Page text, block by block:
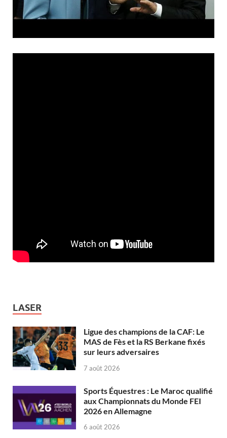
LASER
Ligue des champions de la CAF: Le
MAS de Fès et la RS Berkane fixés
sur leurs adversaires
7 août 2026
Sports Équestres : Le Maroc qualifié
aux Championnats du Monde FEI
2026 en Allemagne
6 août 2026